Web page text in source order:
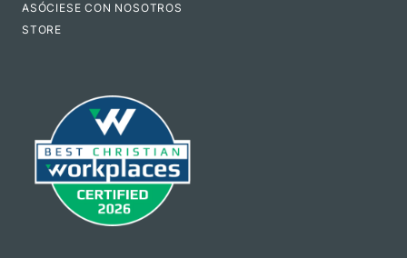
ASÓCIESE CON NOSOTROS
STORE